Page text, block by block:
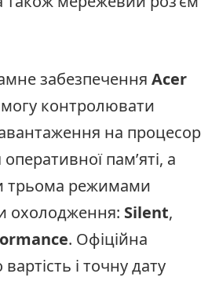
забезпечення Acer
контролювати
на процесор
пам’яті, а
трьома режимами
охолодження: Silent,
. Офіційна
і точну дату